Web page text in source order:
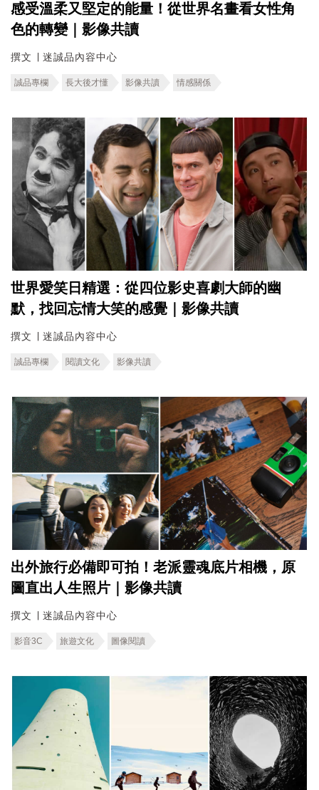
感受溫柔又堅定的能量！從世界名畫看女性角
色的轉變｜影像共讀
撰文 ∣ 迷誠品內容中心
誠品專欄 長大後才懂 影像共讀 情感關係
世界愛笑日精選：從四位影史喜劇大師的幽
默，找回忘情大笑的感覺｜影像共讀
撰文 ∣ 迷誠品內容中心
誠品專欄 閱讀文化 影像共讀
出外旅行必備即可拍！老派靈魂底片相機，原
圖直出人生照片｜影像共讀
撰文 ∣ 迷誠品內容中心
影音3C 旅遊文化 圖像閱讀